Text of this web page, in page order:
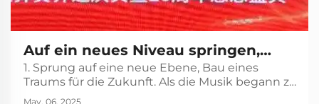
Auf ein neues Niveau springen,
Träume für die Zukunft bauen - Der
1. Sprung auf eine neue Ebene, Bau eines
Traums für die Zukunft. Als die Musik begann zu
spielen, trat der Moderator auf die Bühne und
May, 06, 2025